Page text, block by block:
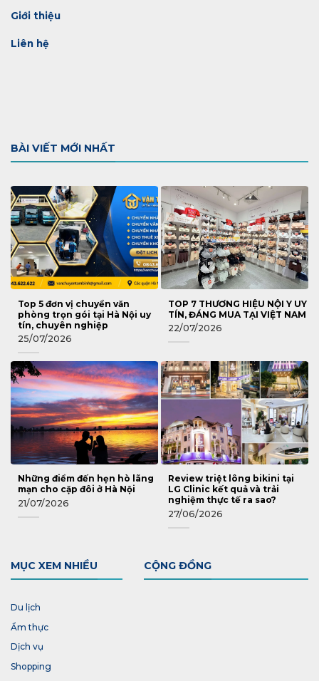
Giới thiệu
Liên hệ
BÀI VIẾT MỚI NHẤT
Top 5 đơn vị chuyển văn
phòng trọn gói tại Hà Nội uy
tín, chuyên nghiệp
25/07/2026
TOP 7 THƯƠNG HIỆU NỘI Y UY
TÍN, ĐÁNG MUA TẠI VIỆT NAM
22/07/2026
Những điểm đến hẹn hò lãng
mạn cho cặp đôi ở Hà Nội
21/07/2026
Review triệt lông bikini tại
LG Clinic kết quả và trải
nghiệm thực tế ra sao?
27/06/2026
MỤC XEM NHIỀU
Du lịch
Ẩm thực
Dịch vụ
Shopping
CỘNG ĐỒNG